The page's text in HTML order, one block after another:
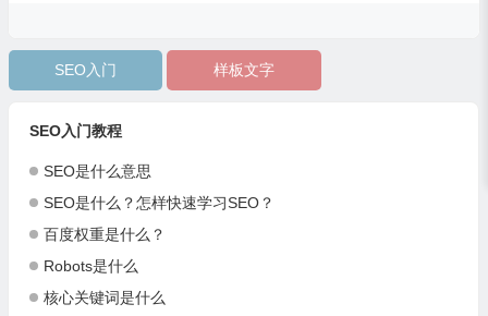
SEO入门 样板文字
SEO入门教程
SEO是什么意思
SEO是什么？怎样快速学习SEO？
百度权重是什么？
Robots是什么
核心关键词是什么